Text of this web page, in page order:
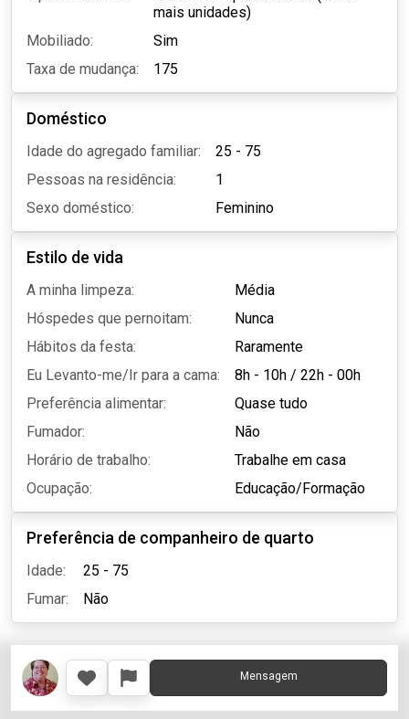
mais unidades)
Mobiliado:
Sim
Taxa de mudança:
175
Doméstico
Idade do agregado familiar:
25 - 75
Pessoas na residência:
1
Sexo doméstico:
Feminino
Estilo de vida
A minha limpeza:
Média
Hóspedes que pernoitam:
Nunca
Hábitos da festa:
Raramente
Eu Levanto-me/Ir para a cama:
8h - 10h / 22h - 00h
Preferência alimentar:
Quase tudo
Fumador:
Não
Horário de trabalho:
Trabalhe em casa
Ocupação:
Educação/Formação
Preferência de companheiro de quarto
Idade:
25 - 75
Fumar:
Não
Mensagem